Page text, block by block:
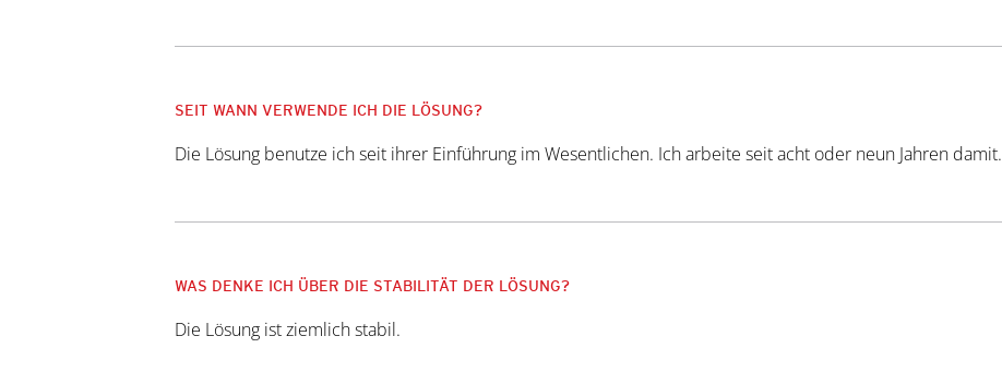
SEIT WANN VERWENDE ICH DIE LÖSUNG?
Die Lösung benutze ich seit ihrer Einführung im Wesentlichen. Ich arbeite seit acht oder neun Jahren damit.
WAS DENKE ICH ÜBER DIE STABILITÄT DER LÖSUNG?
Die Lösung ist ziemlich stabil.